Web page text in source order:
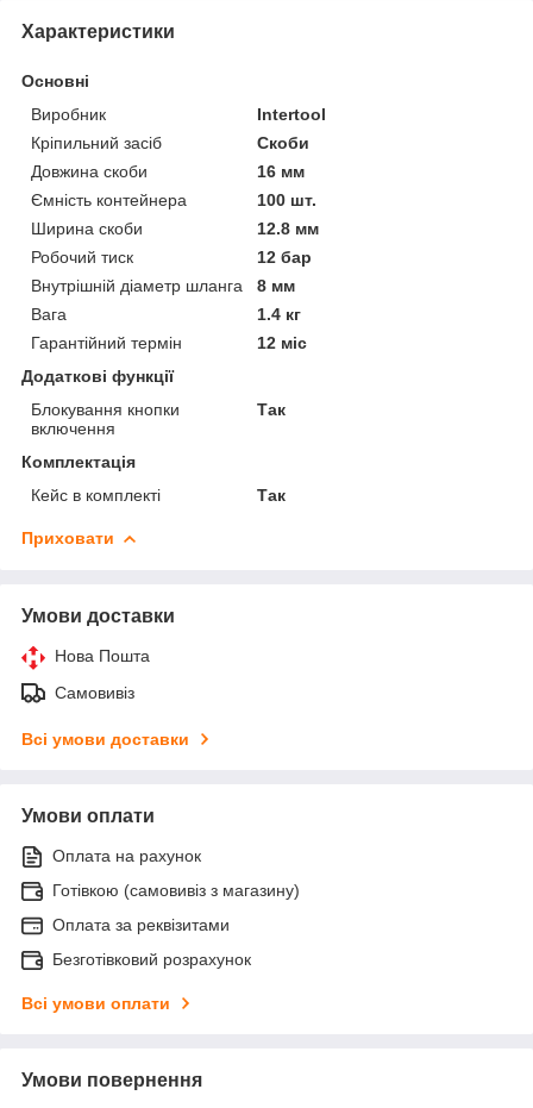
Характеристики
Основні
Виробник
Intertool
Кріпильний засіб
Скоби
Довжина скоби
16 мм
Ємність контейнера
100 шт.
Ширина скоби
12.8 мм
Робочий тиск
12 бар
Внутрішній діаметр шланга
8 мм
Вага
1.4 кг
Гарантійний термін
12 міс
Додаткові функції
Блокування кнопки
включення
Так
Комплектація
Кейс в комплекті
Так
Приховати
Умови доставки
Нова Пошта
Самовивіз
Всі умови доставки
Умови оплати
Оплата на рахунок
Готівкою (самовивіз з магазину)
Оплата за реквізитами
Безготівковий розрахунок
Всі умови оплати
Умови повернення